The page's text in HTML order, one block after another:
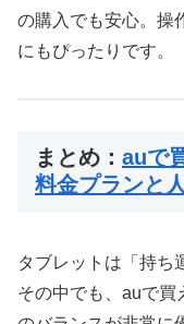
の購入でも安心。操
にもぴったりです。
まとめ： auで
料金プランと
タブレットは「持ち
その中でも、auで買